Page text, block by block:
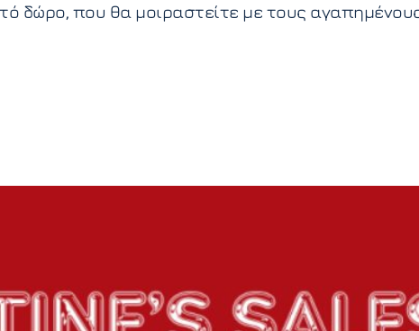
δώρο, που θα μοιραστείτε με τους